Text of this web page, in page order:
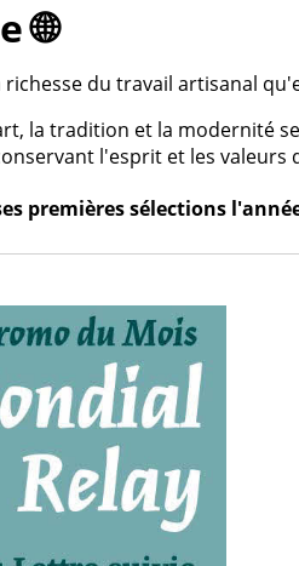
🌐
du travail artisanal
la tradition et la modernité
l'esprit et les valeurs
premières sélections